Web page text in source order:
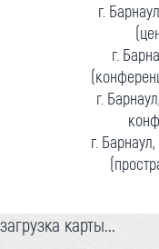
г.
г.
г.
г.
загрузка карты...